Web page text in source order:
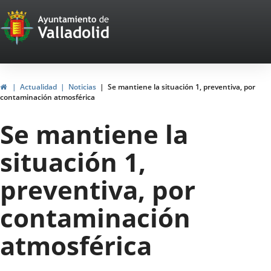
Portal
Web
del
Ayuntamiento
de
Valladolid
HomeActualidad Noticias
Se mantiene la situación 1, preventiva, por
contaminación atmosférica
Se mantiene la
situación 1,
preventiva, por
contaminación
atmosférica